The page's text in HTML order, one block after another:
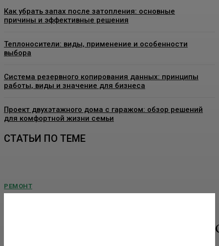
Как убрать запах после затопления: основные
причины и эффективные решения
Теплоносители: виды, применение и особенности
выбора
Система резервного копирования данных: принципы
работы, виды и значение для бизнеса
Проект двухэтажного дома с гаражом: обзор решений
для комфортной жизни семьи
СТАТЬИ ПО ТЕМЕ
РЕМОНТ